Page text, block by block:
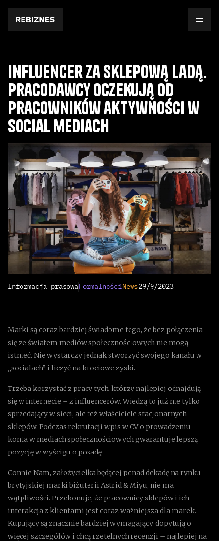
Influencer za sklepową ladą.
Pracodawcy oczekują od
pracowników aktywności w
social mediach
Informacja prasowaFormalnościNews29/9/2023
Marki są coraz bardziej świadome tego, że bez połączenia
się ze światem mediów społecznościowych nie mogą
istnieć. Nie wystarczy jednak stworzyć swojego kanału w
„socialach” i liczyć na krociowe zyski.
Trzeba korzystać z pracy tych, którzy najlepiej odnajdują
się w internecie – z influencerów. Wiedzą to już nie tylko
sprzedający w sieci, ale też właściciele stacjonarnych
sklepów. Podczas rekrutacji wpis w CV o prowadzeniu
konta w mediach społecznościowych gwarantuje lepszą
pozycję w wyścigu o posadę.
Connie Nam, założycielka będącej ponad dekadę na rynku
brytyjskiej marki biżuterii Astrid & Miyu, nie ma
wątpliwości. Przekonuje, że pracownicy sklepów i ich
interakcja z klientami jest coraz ważniejsza dla marek.
Kupujący są znacznie bardziej wymagający, dopytują o
więcej szczegółów i chcą rzetelnych recenzji – najlepiej na